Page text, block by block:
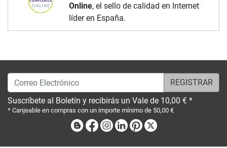
Online, el sello de calidad en Internet
líder en España.
Correo Electrónico
Suscríbete al Boletín y recibirás un Vale de 10,00 € *
* Canjeable en compras con un importe mínimo de 50,00 €
BlogFacebook
Instagram
LinkedinPinterest